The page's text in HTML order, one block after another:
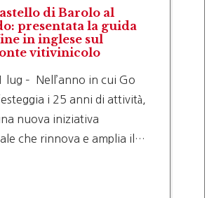
Il WiMu di Barolo si rinnova:
al via il restyling del Museo
del Vino
mar 14 lug – Il WiMu – Museo del
Vino di Barolo, ospitato nello
storico Castello Comunale Falletti,
si prepara a una nuova fase della…